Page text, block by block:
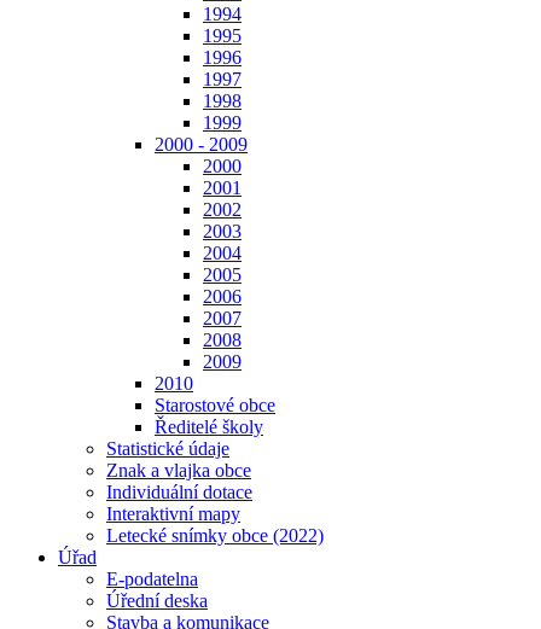
1994
1995
1996
1997
1998
1999
2000 - 2009
2000
2001
2002
2003
2004
2005
2006
2007
2008
2009
2010
Starostové obce
Ředitelé školy
Statistické údaje
Znak a vlajka obce
Individuální dotace
Interaktivní mapy
Letecké snímky obce (2022)
Úřad
E-podatelna
Úřední deska
Stavba a komunikace